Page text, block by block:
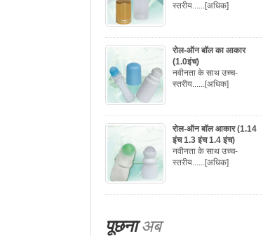
स्तरीय......[अधिक]
रोल-ऑन बॉल का आकार
(1.0इंच)
नवीनता के साथ उच्च-
स्तरीय......[अधिक]
रोल-ऑन बॉल आकार (1.14
इंच 1.3 इंच 1.4 इंच)
नवीनता के साथ उच्च-
स्तरीय......[अधिक]
पूछनाअब